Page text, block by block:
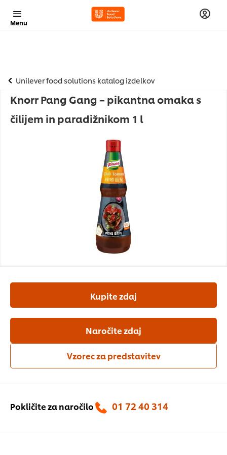
Menu
Unilever food solutions katalog izdelkov
Knorr Pang Gang – pikantna omaka s
čilijem in paradižnikom 1 l
Kupite zdaj
Naročite zdaj
Vzorec za predstavitev
Pokličite za naročilo 01 72 40 314